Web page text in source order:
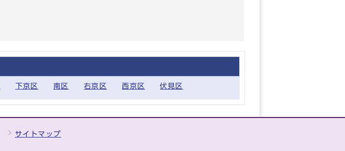
下京区 南区 右京区 西京区 伏見区
サイトマップ